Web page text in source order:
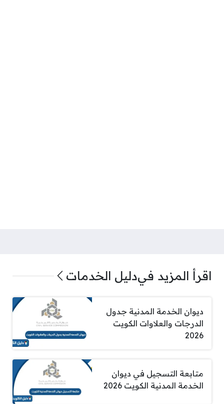
اقرأ المزيد فيدليل الخدمات
ديوان الخدمة المدنية جدول
الدرجات والعلاوات الكويت
2026
متابعة التسجيل في ديوان
الخدمة المدنية الكويت 2026